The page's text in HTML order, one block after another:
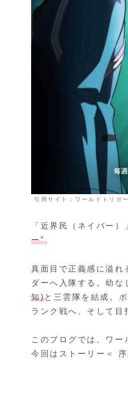
引用サイト：ワールドトリ
「近界民（ネイバー
ー”。
真面目で正義感に溢れ
ダーへ入隊する。幼な
知)と三雲隊を結成。
ランク戦へ、そして目
このブログでは、ワー
今回はストーリー＜